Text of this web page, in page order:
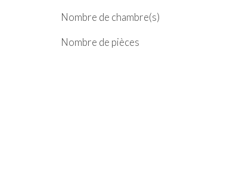
Nombre de chambre(s)
Nombre de pièces